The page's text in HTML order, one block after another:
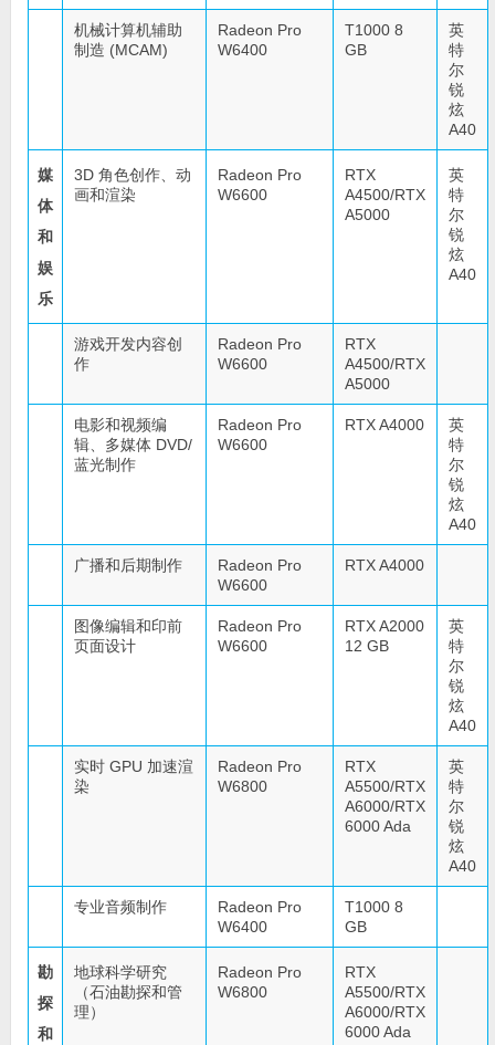
机械计算机辅助
制造 (MCAM)
Radeon Pro
W6400
T1000 8
GB
英
特
尔
锐
炫
A40
媒
体
和
娱
乐
3D 角色创作、动
画和渲染
Radeon Pro
W6600
RTX
A4500/RTX
A5000
英
特
尔
锐
炫
A40
游戏开发内容创
作
Radeon Pro
W6600
RTX
A4500/RTX
A5000
电影和视频编
辑、多媒体 DVD/
蓝光制作
Radeon Pro
W6600
RTX A4000
英
特
尔
锐
炫
A40
广播和后期制作
Radeon Pro
W6600
RTX A4000
图像编辑和印前
页面设计
Radeon Pro
W6600
RTX A2000
12 GB
英
特
尔
锐
炫
A40
实时 GPU 加速渲
染
Radeon Pro
W6800
RTX
A5500/RTX
A6000/RTX
6000 Ada
英
特
尔
锐
炫
A40
专业音频制作
Radeon Pro
W6400
T1000 8
GB
勘
探
和
地球科学研究
（石油勘探和管
理）
Radeon Pro
W6800
RTX
A5500/RTX
A6000/RTX
6000 Ada